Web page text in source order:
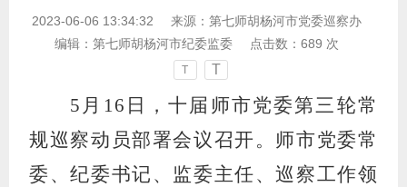
2023-06-06 13:34:32 来源： 第七师胡杨河市党委巡察办
编辑： 第七师胡杨河市纪委监委 点击数： 689 次
T T
5月16日，十届师市党委第三轮常
规巡察动员部署会议召开。师市党委常
委、纪委书记、监委主任、巡察工作领